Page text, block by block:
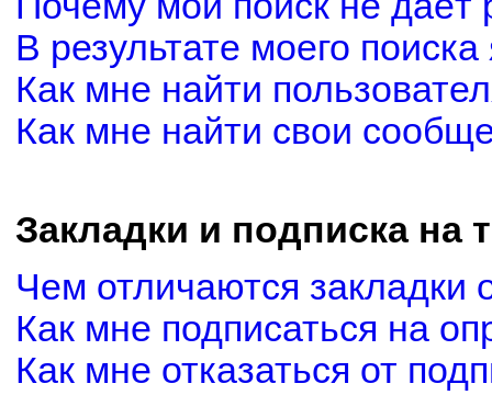
В результате моего
Как мне найти
Как мне найти свои
Закладки и подписка на
Чем отличаются закладки
Как мне подписаться на
Как мне отказаться от